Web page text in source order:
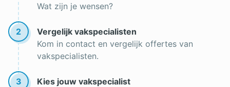
Wat zijn je wensen?
2
Vergelijk vakspecialisten
Kom in contact en vergelijk offertes van
vakspecialisten.
3
Kies jouw vakspecialist